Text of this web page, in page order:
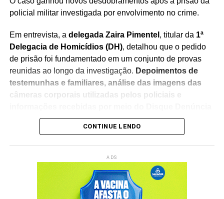
policial militar investigada por envolvimento no crime.
Em entrevista, a delegada Zaira Pimentel , titular da 1ª
Delegacia de Homicídios (DH), detalhou que o pedido
de prisão foi fundamentado em um conjunto de provas
reunidas ao longo da investigação. Depoimentos de
testemunhas e familiares, análise das imagens das
câmeras corporais utilizadas pelos policiais e
foram considerados fundamentais para a elucidação
Polícia Civil encaminhasse ao Poder Judiciário o pedido
de prisão preventiva da policial militar, que foi cumprido
na última terça-feira (4).A investigada está custodiada
CONTINUE LENDO
ADS